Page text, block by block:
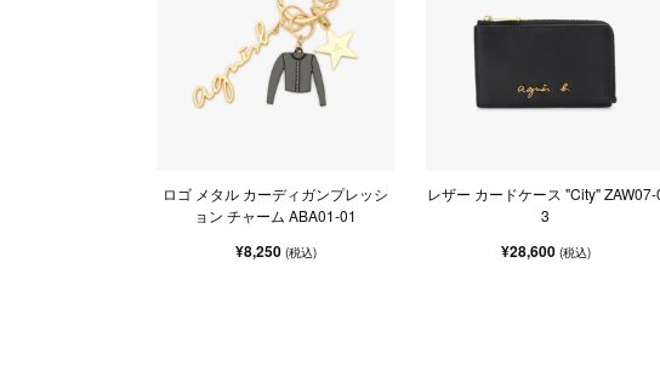
ロゴ メタル カーディガンプレッシ
ョン チャーム ABA01-01
¥8,250 (税込)
レザー カードケース "City" ZAW07-
3
¥28,600 (税込)